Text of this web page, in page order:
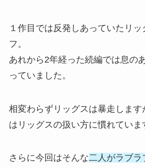
１作目では反発しあっていたリッ
フ。
あれから2年経った続編では息の
っていました。
相変わらずリッグスは暴走します
はリッグスの扱い方に慣れていま
さらに今回はそんな二人がラブラ